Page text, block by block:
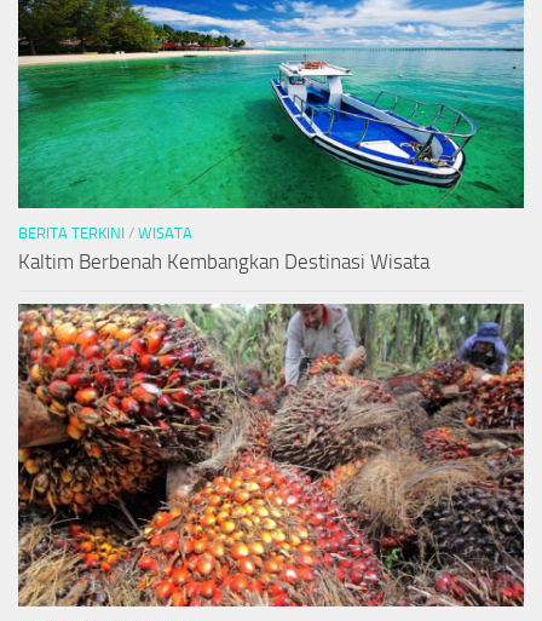
BERITA TERKINI / WISATA
Kaltim Berbenah Kembangkan Destinasi Wisata